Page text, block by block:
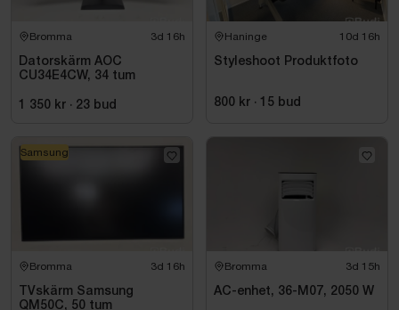
Bromma 3d 16h
Datorskärm AOC
CU34E4CW, 34 tum
1 350 kr · 23 bud
Haninge 10d 16h
Styleshoot Produktfoto
800 kr · 15 bud
Bromma 3d 16h
TVskärm Samsung
QM50C, 50 tum
Samsung
Bromma 3d 15h
AC-enhet, 36-M07, 2050 W